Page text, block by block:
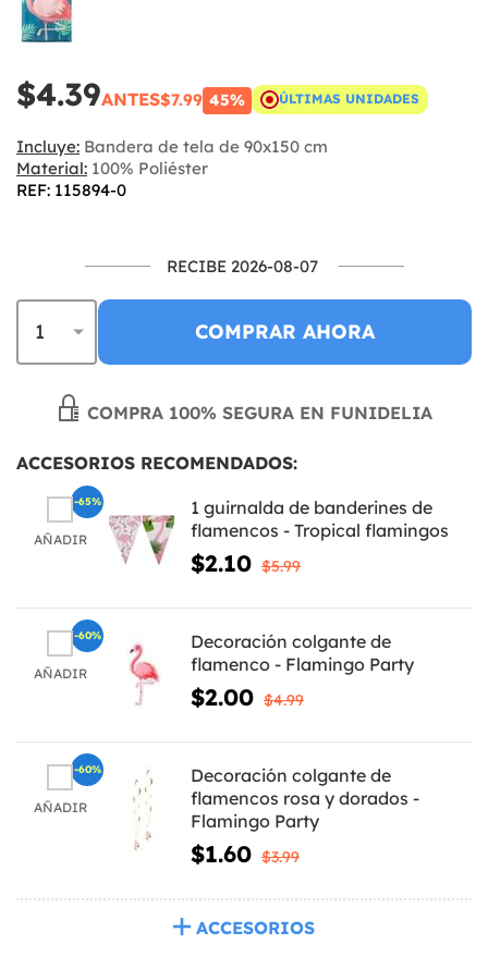
$4.39ANTES$7.99 45% ÚLTIMAS UNIDADES
Incluye: Bandera de tela de 90x150 cm
Material: 100% Poliéster
REF: 115894-0
RECIBE 2026-08-07
COMPRAR AHORA
COMPRA 100% SEGURA EN FUNIDELIA
ACCESORIOS RECOMENDADOS:
AÑADIR
1 guirnalda de banderines de
flamencos - Tropical flamingos
$2.10 $5.99
-65%
AÑADIR
Decoración colgante de
flamenco - Flamingo Party
$2.00 $4.99
-60%
AÑADIR
Decoración colgante de
flamencos rosa y dorados -
Flamingo Party
$1.60 $3.99
-60%
ACCESORIOS